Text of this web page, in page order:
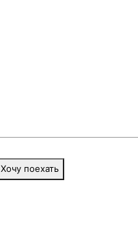
Хочу поехать